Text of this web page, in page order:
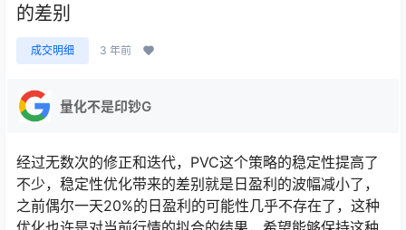
的差别
成交明细 3 年前
量化不是印钞G
经过无数次的修正和迭代，PVC这个策略的稳定性提高了
不少，稳定性优化带来的差别就是日盈利的波幅减小了，
之前偶尔一天20%的日盈利的可能性几乎不存在了，这种